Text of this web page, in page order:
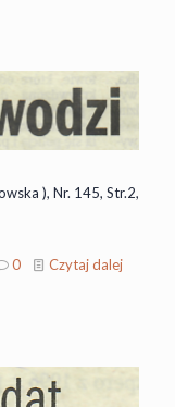
), Nr. 145, Str.2,
0 Czytaj dalej